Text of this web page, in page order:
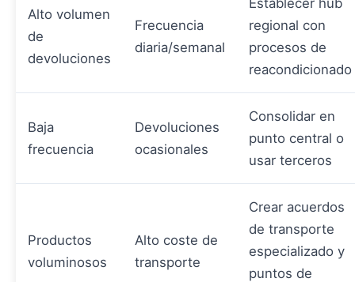
Alto volumen
de
devoluciones
Frecuencia
diaria/semanal
regional con
procesos de
reacondicionado
Baja
frecuencia
Devoluciones
ocasionales
Consolidar en
punto central o
usar terceros
Productos
voluminosos
Alto coste de
transporte
Crear acuerdos
de transporte
especializado y
puntos de